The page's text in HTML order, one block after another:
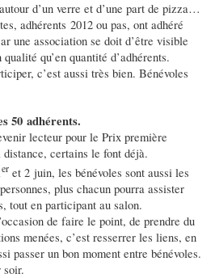
d’un verre et d’une part de pizza…
adhérents 2012 ou pas, ont adhéré
une association se doit d’être visible
qu’en quantité d’adhérents.
c’est aussi très bien. Bénévoles
50 adhérents.
lecteur pour le Prix première
certains le font déjà.
er et 2 juin, les bénévoles sont aussi les
plus chacun pourra assister
tout en participant au salon.
de faire le point, de prendre du
menées, c’est resserrer les liens, en
passer un bon moment entre bénévoles.
soir.